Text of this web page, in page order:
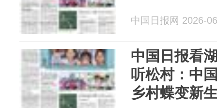
中国日报网 2026-
中国日报看
听松村：中
乡村蝶变新